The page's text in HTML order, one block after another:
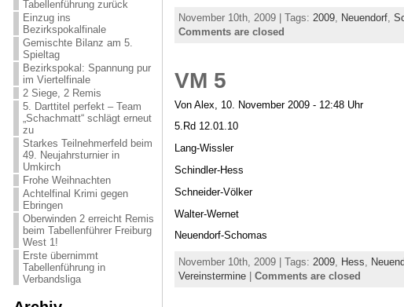
Tabellenführung zurück
Einzug ins
Bezirkspokalfinale
Gemischte Bilanz am 5.
Spieltag
Bezirkspokal: Spannung pur
im Viertelfinale
2 Siege, 2 Remis
5. Darttitel perfekt – Team
„Schachmatt“ schlägt erneut
zu
Starkes Teilnehmerfeld beim
49. Neujahrsturnier in
Umkirch
Frohe Weihnachten
Achtelfinal Krimi gegen
Ebringen
Oberwinden 2 erreicht Remis
beim Tabellenführer Freiburg
West 1!
Erste übernimmt
Tabellenführung in
Verbandsliga
November 10th, 2009 | Tags: 2009, Neuendorf,
Comments are closed
VM 5
Von Alex, 10. November 2009 - 12:48 Uhr
5.Rd 12.01.10
Lang-Wissler
Schindler-Hess
Schneider-Völker
Walter-Wernet
Neuendorf-Schomas
November 10th, 2009 | Tags: 2009, Hess,
Vereinstermine| Comments are closed